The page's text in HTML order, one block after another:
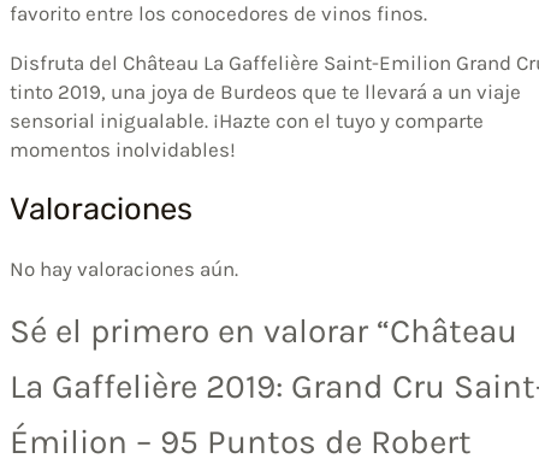
favorito entre los conocedores de vinos finos.
Disfruta del Château La Gaffelière Saint-Emilion Grand
tinto 2019, una joya de Burdeos que te llevará a un viaje
sensorial inigualable. ¡Hazte con el tuyo y comparte
momentos inolvidables!
Valoraciones
No hay valoraciones aún.
Sé el primero en valorar “Château
La Gaffelière 2019: Grand Cru
Émilion – 95 Puntos de Robert